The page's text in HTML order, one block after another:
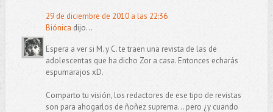
29 de diciembre de 2010 a las 22:36
Biónica dijo...
Espera a ver si M. y C. te traen una revista de las de
adolescentas que ha dicho Zor a casa. Entonces echarás
espumarajos xD.
Comparto tu visión, los redactores de ese tipo de revistas
son para ahogarlos de ñoñez suprema... pero ¿y cuando